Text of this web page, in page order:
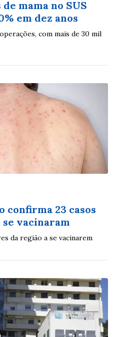
mama no SUS
em dez anos
com mais de 30 mil
confirma 23 casos
se vacinaram
da região a se vacinarem